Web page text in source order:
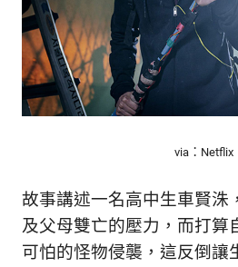
via：Netflix
故事講述一名高中生車賢洙
及父母雙亡的壓力，而打算
可怕的怪物侵襲，這反倒讓